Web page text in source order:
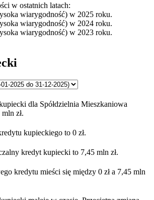
w ostatnich latach:
wiarygodność) w 2025 roku.
wiarygodność) w 2024 roku.
wiarygodność) w 2023 roku.
dla Spółdzielnia Mieszkaniowa
zł.
kupieckiego to 0 zł.
kredyt kupiecki to 7,45 mln zł.
kredytu mieści się między 0 zł a 7,45 mln